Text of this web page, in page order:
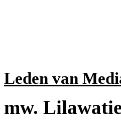
Leden van
mw.